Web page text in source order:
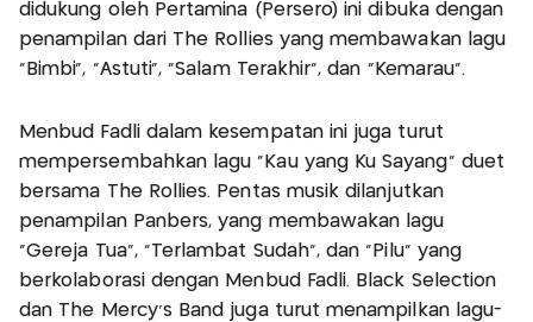
didukung oleh Pertamina (Persero) ini dibuka dengan
penampilan dari The Rollies yang membawakan lagu
“Bimbi”, “Astuti”, “Salam Terakhir”, dan “Kemarau”.
Menbud Fadli dalam kesempatan ini juga turut
mempersembahkan lagu “Kau yang Ku Sayang” duet
bersama The Rollies. Pentas musik dilanjutkan
penampilan Panbers, yang membawakan lagu
“Gereja Tua”, “Terlambat Sudah”, dan “Pilu” yang
berkolaborasi dengan Menbud Fadli. Black Selection
dan The Mercy’s Band juga turut menampilkan lagu-